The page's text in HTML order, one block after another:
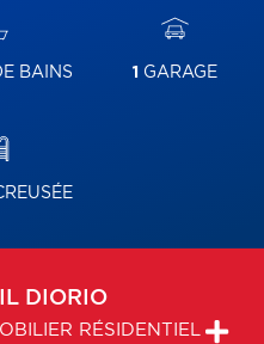
BAINS 1 GARAGE
DIORIO
RÉSIDENTIEL